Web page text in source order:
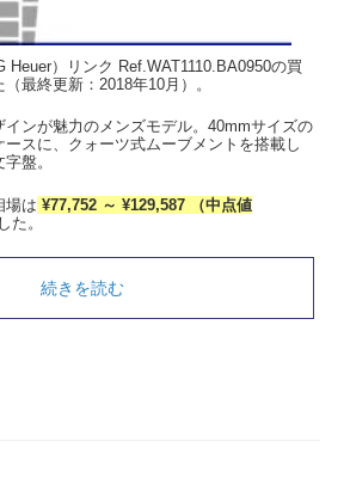
Heuer）リンク Ref.WAT1110.BA0950の買
最終更新：2018年10月）。
インが魅力のメンズモデル。40mmサイズの
スに、クォーツ式ムーブメントを搭載し
盤。
場は ¥77,752 ～ ¥129,587 （中点値
た。
続きを読む